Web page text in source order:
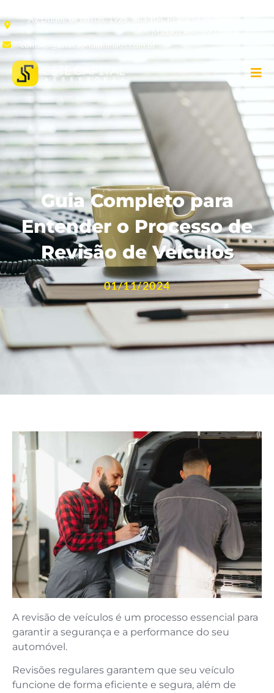
Av. Duque de Caxias, 1925, Sala 104, Praça 14 de Janeiro,
Manaus AM, 69020-141
contato@setecapitalmanaus.com.br
Guia Completo para
Entender o Processo de
Revisão de Veículos
01/11/2024
A revisão de veículos é um processo essencial para
garantir a segurança e a performance do seu
automóvel.
Revisões regulares garantem que seu veículo
funcione de forma eficiente e segura, além de